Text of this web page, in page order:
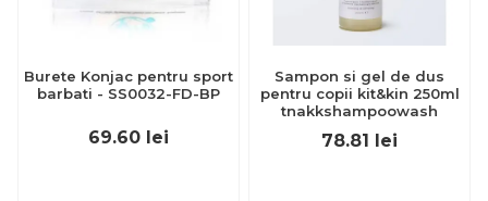
Burete Konjac pentru sport
barbati - SS0032-FD-BP
69.60 lei
Sampon si gel de dus
pentru copii kit&kin 250ml
tnakkshampoowash
78.81 lei